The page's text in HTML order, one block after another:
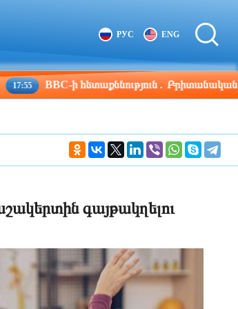
РУС ENG
ի հետաքննություն․ Բրիտանական բանակի
գայթակղելու